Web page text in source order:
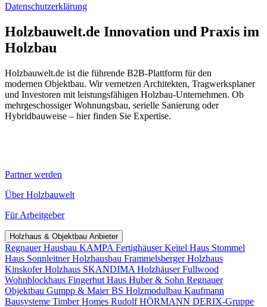
Datenschutzerklärung
Holzbauwelt.de Innovation und Praxis im
Holzbau
Holzbauwelt.de ist die führende B2B-Plattform für den
modernen Objektbau. Wir vernetzen Architekten, Tragwerksplaner
und Investoren mit leistungsfähigen Holzbau-Unternehmen. Ob
mehrgeschossiger Wohnungsbau, serielle Sanierung oder
Hybridbauweise – hier finden Sie Expertise.
Partner werden
Über Holzbauwelt
Für Arbeitgeber
Holzhaus & Objektbau Anbieter
Regnauer Hausbau KAMPA FertighäuserKeitel Haus Stommel
Haus Sonnleitner Holzhausbau Frammelsberger Holzhaus
Kinskofer Holzhaus SKANDIMA HolzhäuserFullwood
Wohnblockhaus Fingerhut Haus Huber & Sohn Regnauer
Objektbau Gumpp & MaierBS Holzmodulbau Kaufmann
Bausysteme Timber Homes Rudolf HÖRMANN DERIX-Gruppe